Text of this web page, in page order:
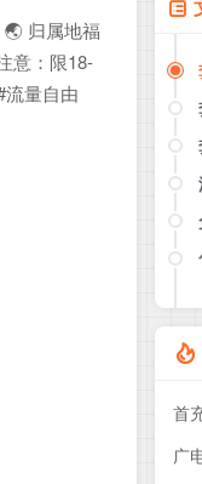
归属地福
意：限18-
量自由